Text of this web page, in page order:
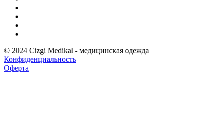
© 2024 Cizgi Medikal - медицинская одежда
Конфиденциальность
Оферта